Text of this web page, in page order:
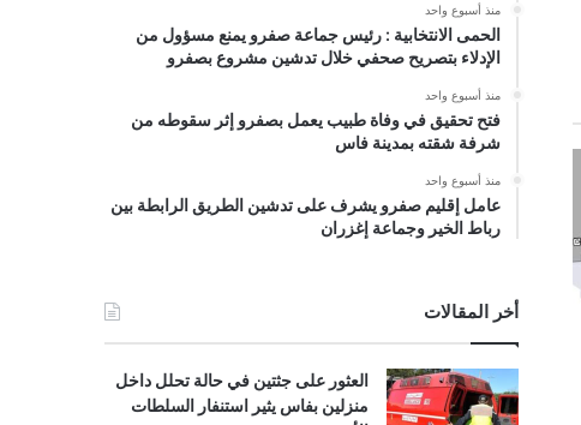
منذ أسبوع واحد
الحمى الانتخابية : رئيس جماعة صفرو يمنع مسؤول من
الإدلاء بتصريح صحفي خلال تدشين مشروع بصفرو
منذ أسبوع واحد
فتح تحقيق في وفاة طبيب يعمل بصفرو إثر سقوطه من
شرفة شقته بمدينة فاس
منذ أسبوع واحد
عامل إقليم صفرو يشرف على تدشين الطريق الرابطة بين
رباط الخير وجماعة إغزران
أخر المقالات
العثور على جثتين في حالة تحلل داخل
منزلين بفاس يثير استنفار السلطات